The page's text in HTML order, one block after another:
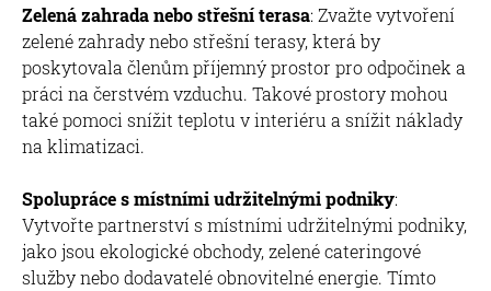
Zelená zahrada nebo střešní terasa: Zvažte vytvoření
zelené zahrady nebo střešní terasy, která by
poskytovala členům příjemný prostor pro odpočinek a
práci na čerstvém vzduchu. Takové prostory mohou
také pomoci snížit teplotu v interiéru a snížit náklady
na klimatizaci.
Spolupráce s místními udržitelnými podniky:
Vytvořte partnerství s místními udržitelnými podniky,
jako jsou ekologické obchody, zelené cateringové
služby nebo dodavatelé obnovitelné energie. Tímto